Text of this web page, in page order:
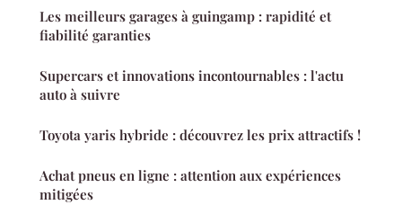
Les meilleurs garages à guingamp : rapidité et
fiabilité garanties
Supercars et innovations incontournables : l'actu
auto à suivre
Toyota yaris hybride : découvrez les prix attractifs !
Achat pneus en ligne : attention aux expériences
mitigées